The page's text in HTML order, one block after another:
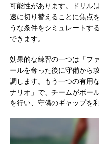
可能性があります。ドリル
速に切り替えることに焦点
うな条件をシミュレートす
できます。
効果的な練習の一つは「フ
ールを奪った後に守備から
調します。もう一つの有用
ナリオ」で、チームがボー
を行い、守備のギャップを